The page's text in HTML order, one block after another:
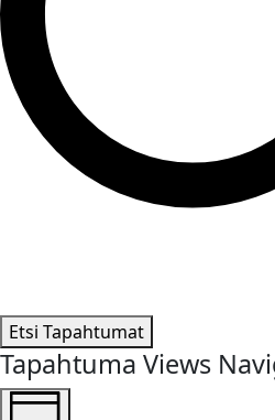
Etsi Tapahtumat
Tapahtuma Views